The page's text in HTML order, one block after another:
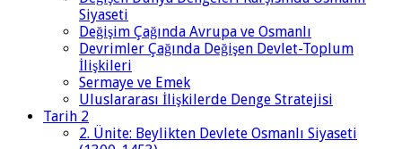
Siyaseti
Değişim Çağında Avrupa ve Osmanlı
Devrimler Çağında Değişen Devlet-Toplum
İlişkileri
Sermaye ve Emek
Uluslararası İlişkilerde Denge Stratejisi
Tarih 2
2. Ünite: Beylikten Devlete Osmanlı Siyaseti